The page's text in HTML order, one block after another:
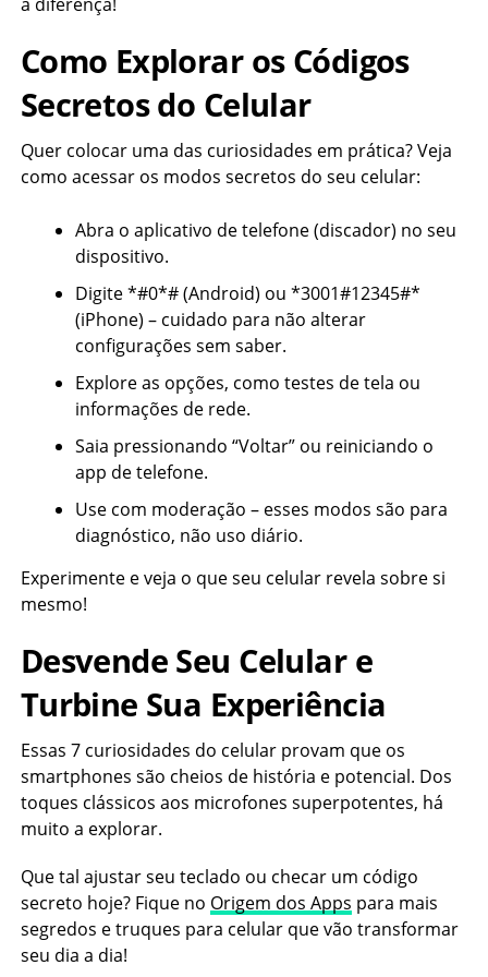
Como Explorar os Códigos
Secretos do Celular
Quer colocar uma das curiosidades em prática? Veja
como acessar os modos secretos do seu celular:
Abra o aplicativo de telefone (discador) no seu
dispositivo.
Digite *#0*# (Android) ou *3001#12345#*
(iPhone) – cuidado para não alterar
configurações sem saber.
Explore as opções, como testes de tela ou
informações de rede.
Saia pressionando “Voltar” ou reiniciando o
app de telefone.
Use com moderação – esses modos são para
diagnóstico, não uso diário.
Experimente e veja o que seu celular revela sobre si
mesmo!
Desvende Seu Celular e
Turbine Sua Experiência
Essas 7 curiosidades do celular provam que os
smartphones são cheios de história e potencial. Dos
toques clássicos aos microfones superpotentes, há
muito a explorar.
Que tal ajustar seu teclado ou checar um código
secreto hoje? Fique no Origem dos Apps para mais
segredos e truques para celular que vão transformar
seu dia a dia!